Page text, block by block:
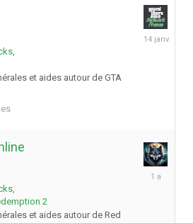
et aides autour de GTA
14
2
et aides autour de Red